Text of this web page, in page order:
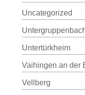
Uncategorized
Untertürkheim
Vaihingen an der
Vellberg